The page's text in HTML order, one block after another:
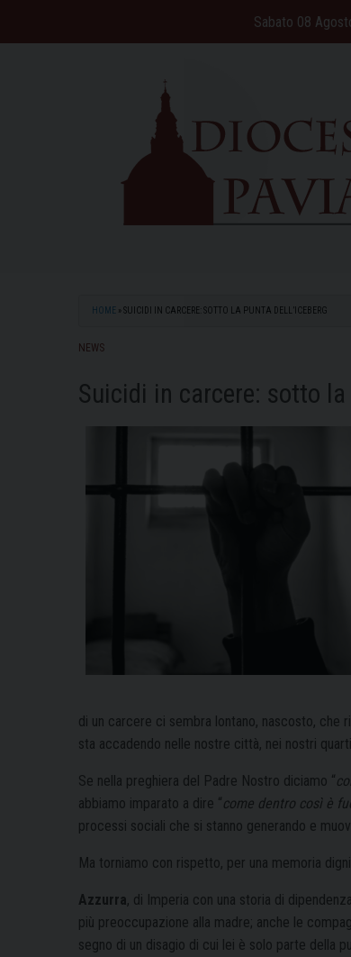
Sabato 08
HOME » SUICIDI IN CARCERE: SOTTO LA PUNTA DELL’ICEBERG
NEWS
Suicidi in carcere: sotto la
di un carcere ci sembra lontano, nascosto, che
sta accadendo nelle nostre città, nei nostri
Se nella preghiera del Padre Nostro diciamo “
abbiamo imparato a dire “come dentro così è
processi sociali che si stanno generando e
Ma torniamo con rispetto, per una memoria
Azzurra, di Imperia con una storia di
più preoccupazione alla madre; anche le
segno di un disagio di cui lei è solo parte della